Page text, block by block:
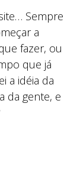
Sempre
a
fazer, ou
que já
a idéia da
da gente, e